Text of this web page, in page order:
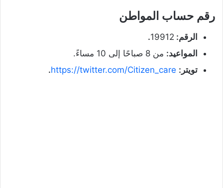
رقم حساب المواطن
الرقم: 19912
.
المواعيد: من 8 صباحًا إلى 10 مساءً.
تويتر: https://twitter.com/Citizen_care
.